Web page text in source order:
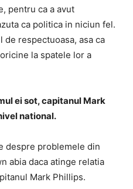
pentru ca a avut
ca politica in niciun fel.
de respectuoasa, asa ca
la spatele lor a
ei sot, capitanul Mark
national.
despre problemele din
abia daca atinge relatia
Mark Phillips.